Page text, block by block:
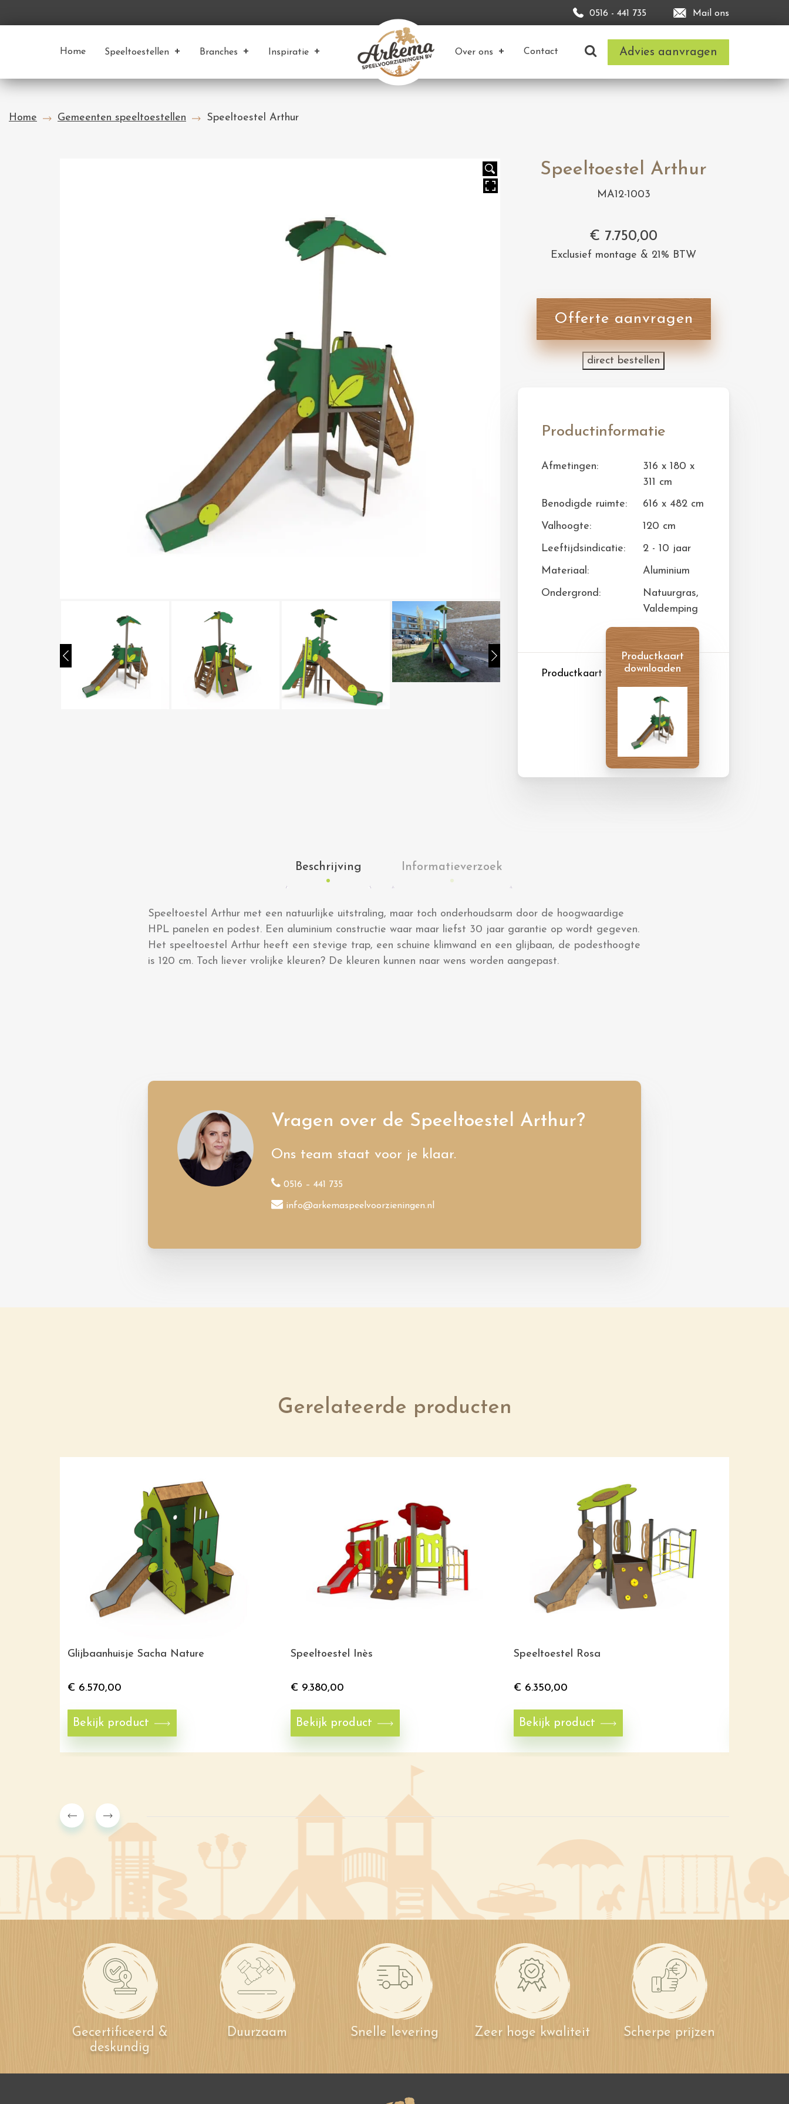
0516 - 441 735 Mail ons
Home Speeltoestellen Branches Inspiratie Over ons Contact Advies aanvragen
Home Gemeenten speeltoestellen Speeltoestel Arthur
Speeltoestel Arthur
MA12-1003
€ 7.750,00
Exclusief montage & 21% BTW
Offerte aanvragen
direct bestellen
Productinformatie
Afmetingen:
316 x 180 x
311 cm
Benodigde ruimte:
616 x 482 cm
Valhoogte:
120 cm
Leeftijdsindicatie:
2 - 10 jaar
Materiaal:
Aluminium
Ondergrond:
Natuurgras,
Valdemping
Productkaart
Productkaart
downloaden
Beschrijving Informatieverzoek
Speeltoestel Arthur met een natuurlijke uitstraling, maar toch onderhoudsarm door de hoogwaardige
HPL panelen en podest. Een aluminium constructie waar maar liefst 30 jaar garantie op wordt gegeven.
Het speeltoestel Arthur heeft een stevige trap, een schuine klimwand en een glijbaan, de podesthoogte
is 120 cm. Toch liever vrolijke kleuren? De kleuren kunnen naar wens worden aangepast.
Vragen over de Speeltoestel Arthur?
Ons team staat voor je klaar.
0516 – 441 735
info@arkemaspeelvoorzieningen.nl
Gerelateerde producten
Glijbaanhuisje Sacha Nature
€ 6.570,00
Bekijk product
Speeltoestel Inès
€ 9.380,00
Bekijk product
Speeltoestel Rosa
€ 6.350,00
Bekijk product
Gecertificeerd &
deskundig
Duurzaam Snelle levering Zeer hoge kwaliteit Scherpe prijzen